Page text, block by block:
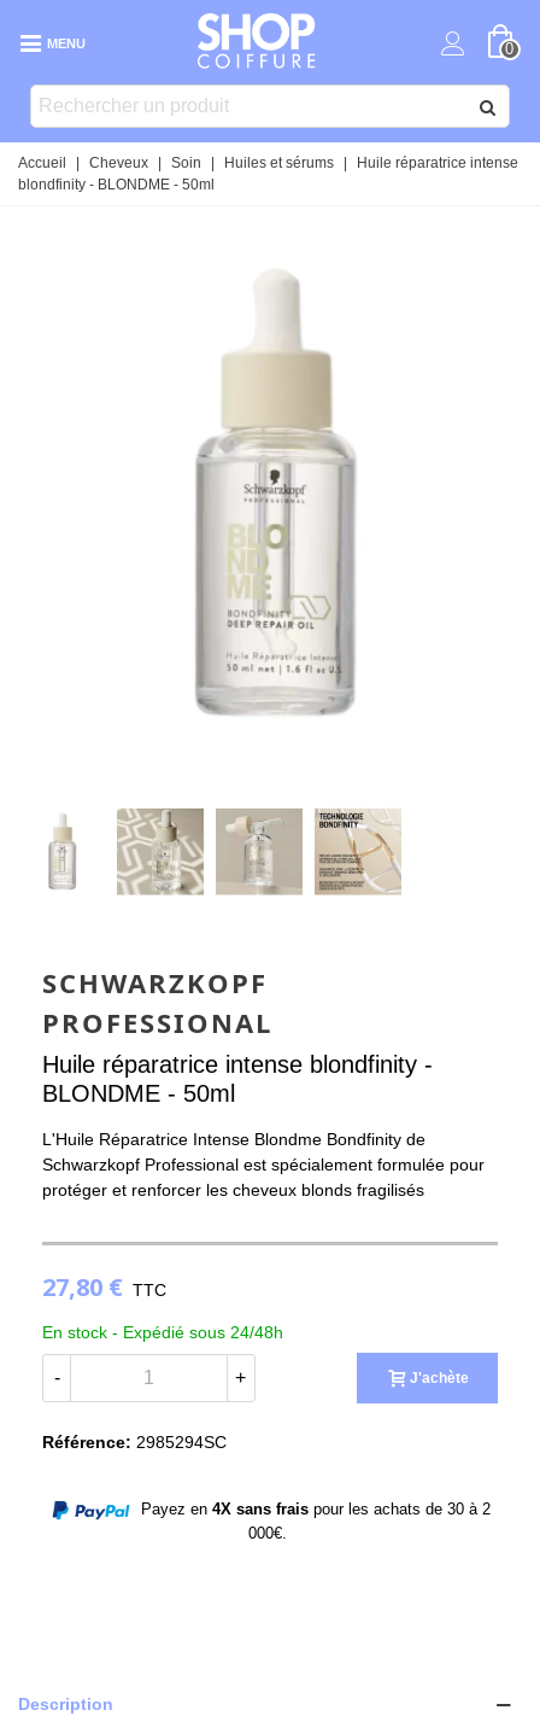
MENU 0
Accueil Cheveux Soin Huiles et sérums
Huile réparatrice intense
blondfinity - BLONDME - 50ml
SCHWARZKOPF
PROFESSIONAL
Huile réparatrice intense blondfinity -
BLONDME - 50ml
L'Huile Réparatrice Intense Blondme Bondfinity de
Schwarzkopf Professional est spécialement formulée pour
protéger et renforcer les cheveux blonds fragilisés
27,80 € TTC
En stock - Expédié sous 24/48h
- + J'achète
Référence: 2985294SC
Payez en 4X sans fraispour les achats de 30 à 2
000€.
Description